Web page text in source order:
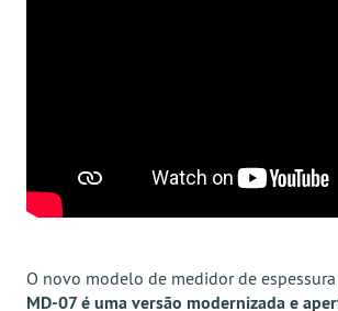
O novo modelo de medidor de
MD-07 é uma versão modernizada e